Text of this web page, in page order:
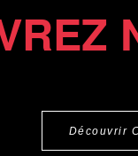
Découvrir